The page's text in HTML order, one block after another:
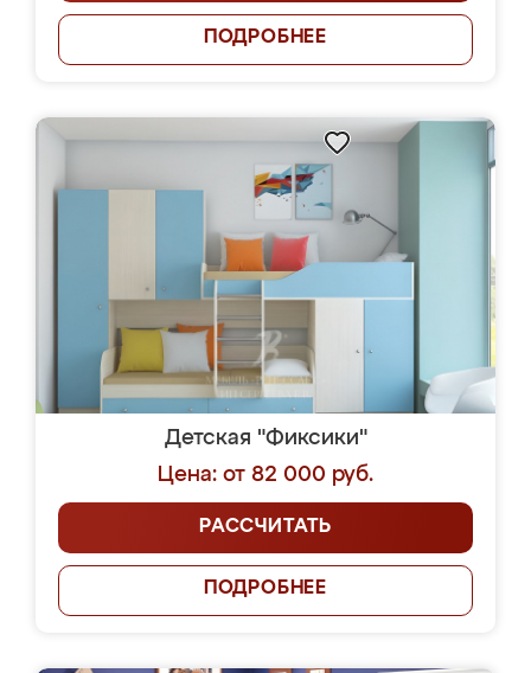
ПОДРОБНЕЕ
Детская "Фиксики"
Цена: от 82 000 руб.
РАССЧИТАТЬ
ПОДРОБНЕЕ